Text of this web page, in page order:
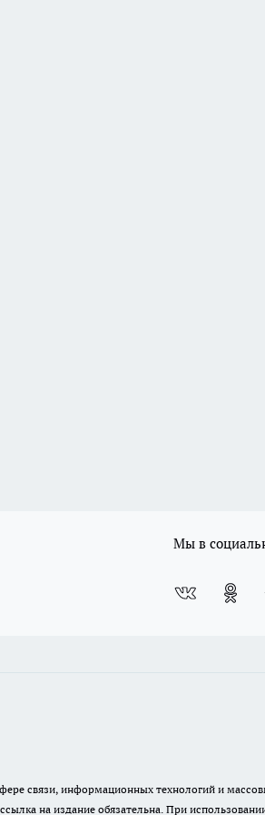
Мы в
связи, информационных технологий и
на издание обязательна. При